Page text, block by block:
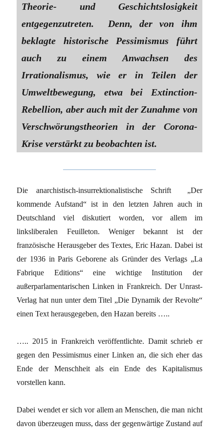
Theorie- und Geschichtslosigkeit
entgegenzutreten. Denn, der von ihm
beklagte historische Pessimismus führt
auch zu einem Anwachsen des
Irrationalismus, wie er in Teilen der
Umweltbewegung, etwa bei Extinction-
Rebellion, aber auch mit der Zunahme von
Verschwörungstheorien in der Corona-
Krise verstärkt zu beobachten ist.
Die anarchistisch-insurrektionalistische Schrift „Der
kommende Aufstand“ ist in den letzten Jahren auch in
Deutschland viel diskutiert worden, vor allem im
linksliberalen Feuilleton. Weniger bekannt ist der
französische Herausgeber des Textes, Eric Hazan. Dabei ist
der 1936 in Paris Geborene als Gründer des Verlags „La
Fabrique Editions“ eine wichtige Institution der
außerparlamentarischen Linken in Frankreich. Der Unrast-
Verlag hat nun unter dem Titel „Die Dynamik der Revolte“
einen Text herausgegeben, den Hazan bereits …..
….. 2015 in Frankreich veröffentlichte. Damit schrieb er
gegen den Pessimismus einer Linken an, die sich eher das
Ende der Menschheit als ein Ende des Kapitalismus
vorstellen kann.
Dabei wendet er sich vor allem an Menschen, die man nicht
davon überzeugen muss, dass der gegenwärtige Zustand auf